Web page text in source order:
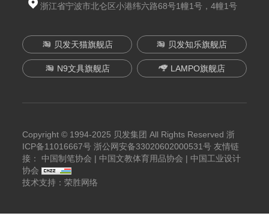
浙江省宁波市北仑区小港纬六路68号1幢1号，4幢1号
贝发天猫旗舰店 贝发知乐旗舰店
N9文具旗舰店 LAMPO旗舰店
Copyright © 1994-2025 贝发集团 All Rights Reserved 浙
ICP备11016667号 浙公网安备33020602000531号友情链
接： 中国制笔协会 | 中国文教体育用品协会 | 中国工业设计
协会
技术支持：荣胜网络